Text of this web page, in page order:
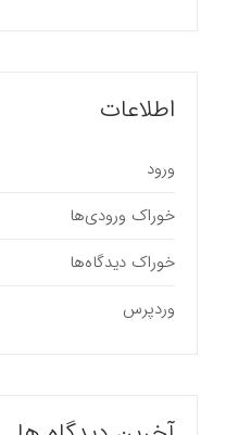
اطلاعات
ورود
خوراک ورودی‌ها
خوراک دیدگاه‌ها
وردپرس